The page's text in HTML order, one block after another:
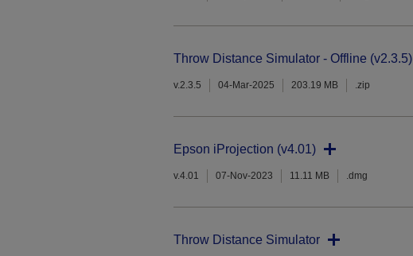
Throw Distance Simulator - Offline (v2.3.5)
v.2.3.5 04-Mar-2025 203.19 MB .zip
Epson iProjection (v4.01)
v.4.01 07-Nov-2023 11.11 MB .dmg
Throw Distance Simulator